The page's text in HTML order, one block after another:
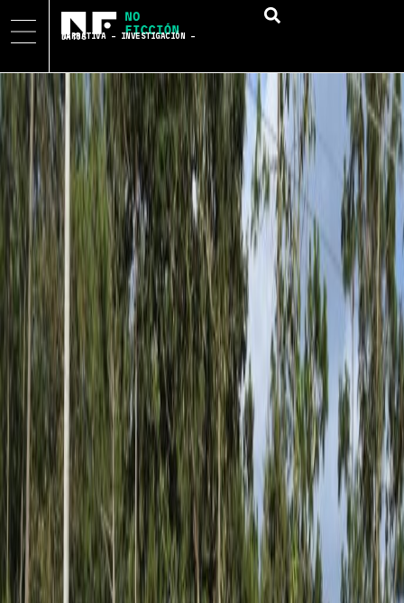
NARRATIVA – INVESTIGACIÓN – DATOS